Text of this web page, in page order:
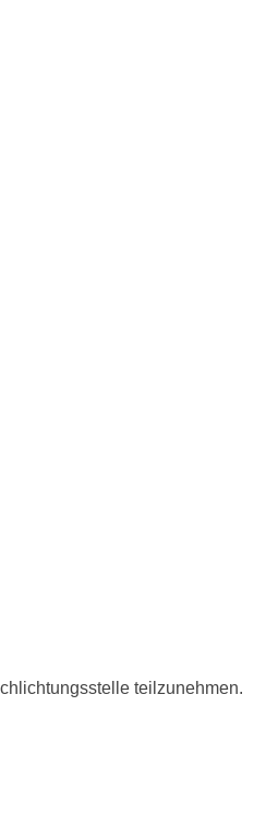
teilzunehmen.